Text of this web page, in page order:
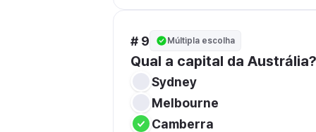
# 9 Múltipla escolha
Qual a capital da Austrália?
Sydney
Melbourne
Camberra